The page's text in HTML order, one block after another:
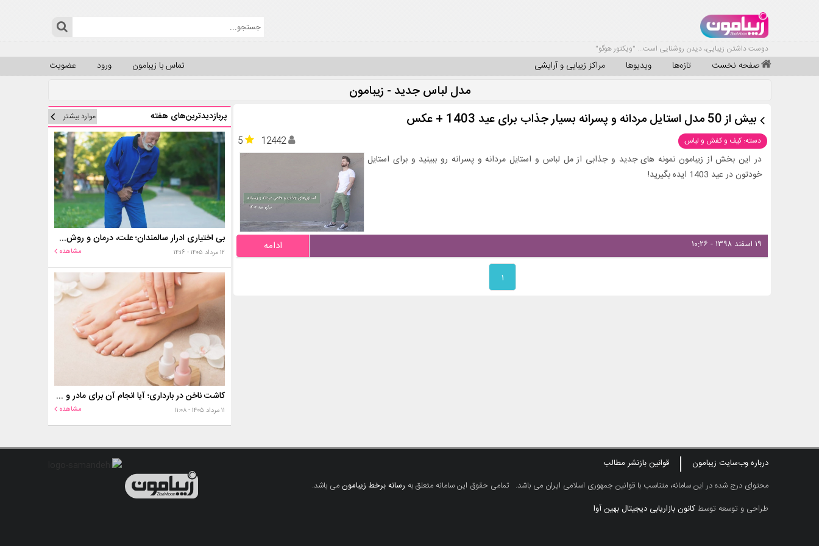
دوست داشتن زیبایی، دیدن روشنایی است... "ویکتور هوگو"
صفحه نخست تازه‌ها ویدیوها مراکز زیبایی و آرایشی عضویت ورود تماس با زیبامون
مدل لباس جدید - زیبامون
بیش از 50 مدل استایل مردانه و پسرانه بسیار جذاب برای عید 1403 + عکس
دسته: کیف و کفش و لباس 5
12442
در این بخش از زیبامون نمونه های جدید و جذابی از مل لباس و استایل مردانه و پسرانه رو ببینید و برای استایل
خودتون در عید 1403 ایده بگیرید!
۱۹ اسفند ۱۳۹۸ - ۱۰:۲۶ ادامه
۱
پربازدیدترین‌های هفته موارد بیشتر
بی اختیاری ادرار سالمندان؛ علت، درمان و روش‌های کنترل در منزل
۱۲ مرداد ۱۴۰۵ - ۱۴:۱۶ مشاهده
کاشت ناخن در بارداری؛ آیا انجام آن برای مادر و جنین خطر دارد؟
۱۱ مرداد ۱۴۰۵ - ۱۱:۰۸ مشاهده
درباره وب‌سایت زیبامون
قوانین بازنشر مطالب
محتوای درج شده در این سامانه، متناسب با قوانین جمهوری اسلامی ایران می باشد. تمامی حقوق این سامانه متعلق به رسانه برخط زیبامونمی باشد.
طراحی و توسعه توسطکانون بازاریابی دیجیتال بهین آوا